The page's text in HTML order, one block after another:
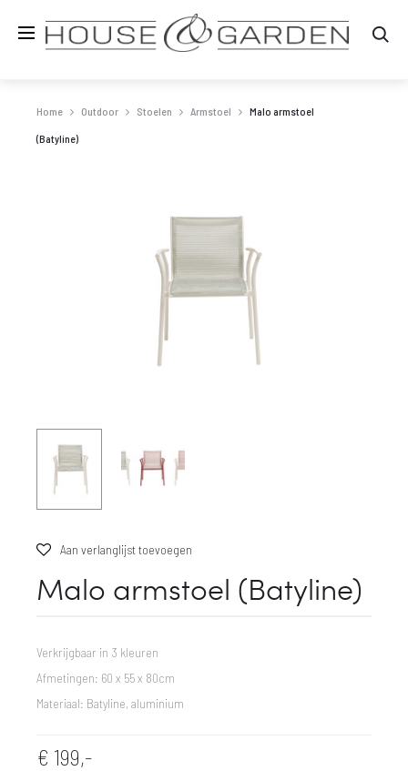
Home Outdoor Stoelen Armstoel Malo armstoel
(Batyline)
Aan verlanglijst toevoegen
Malo armstoel (Batyline)
Verkrijgbaar in 3 kleuren
Afmetingen: 60 x 55 x 80cm
Materiaal: Batyline, aluminium
€ 199,-